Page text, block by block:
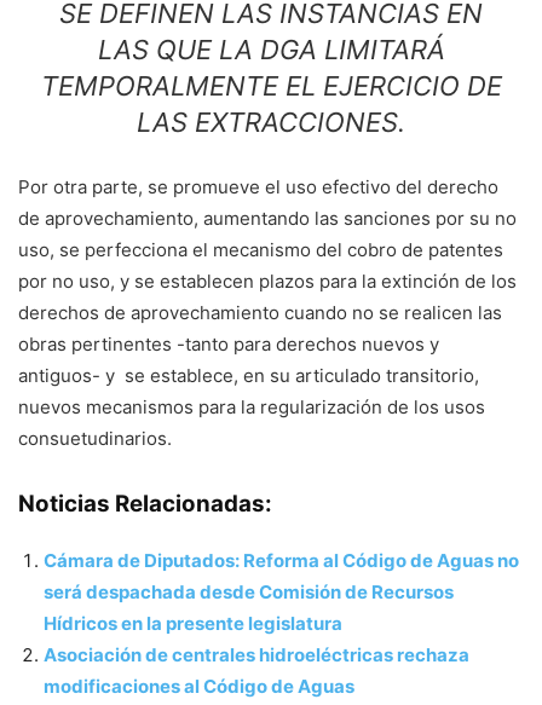
SE DEFINEN LAS INSTANCIAS EN
LAS QUE LA DGA LIMITARÁ
TEMPORALMENTE EL EJERCICIO DE
LAS EXTRACCIONES.
Por otra parte, se promueve el uso efectivo del derecho
de aprovechamiento, aumentando las sanciones por su no
uso, se perfecciona el mecanismo del cobro de patentes
por no uso, y se establecen plazos para la extinción de los
derechos de aprovechamiento cuando no se realicen las
obras pertinentes -tanto para derechos nuevos y
antiguos- y se establece, en su articulado transitorio,
nuevos mecanismos para la regularización de los usos
consuetudinarios.
Noticias Relacionadas:
Cámara de Diputados: Reforma al Código de Aguas no
será despachada desde Comisión de Recursos
Hídricos en la presente legislatura
Asociación de centrales hidroeléctricas rechaza
modificaciones al Código de Aguas